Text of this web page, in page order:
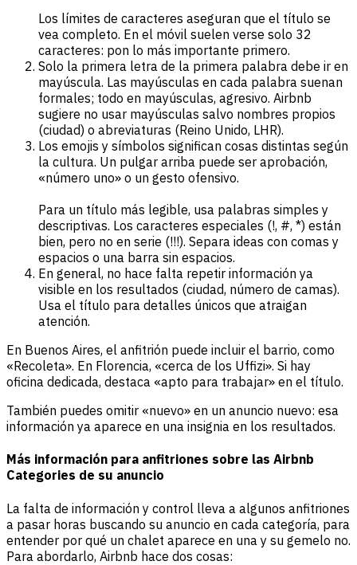
Los límites de caracteres aseguran que el título se
vea completo. En el móvil suelen verse solo 32
caracteres: pon lo más importante primero.
Solo la primera letra de la primera palabra debe ir en
mayúscula. Las mayúsculas en cada palabra suenan
formales; todo en mayúsculas, agresivo. Airbnb
sugiere no usar mayúsculas salvo nombres propios
(ciudad) o abreviaturas (Reino Unido, LHR).
Los emojis y símbolos significan cosas distintas según
la cultura. Un pulgar arriba puede ser aprobación,
«número uno» o un gesto ofensivo.
Para un título más legible, usa palabras simples y
descriptivas. Los caracteres especiales (!, #, *) están
bien, pero no en serie (!!!). Separa ideas con comas y
espacios o una barra sin espacios.
En general, no hace falta repetir información ya
visible en los resultados (ciudad, número de camas).
Usa el título para detalles únicos que atraigan
atención.
En Buenos Aires, el anfitrión puede incluir el barrio, como
«Recoleta». En Florencia, «cerca de los Uffizi». Si hay
oficina dedicada, destaca «apto para trabajar» en el título.
También puedes omitir «nuevo» en un anuncio nuevo: esa
información ya aparece en una insignia en los resultados.
Más información para anfitriones sobre las Airbnb
Categories de su anuncio
La falta de información y control lleva a algunos anfitriones
a pasar horas buscando su anuncio en cada categoría, para
entender por qué un chalet aparece en una y su gemelo no.
Para abordarlo, Airbnb hace dos cosas: